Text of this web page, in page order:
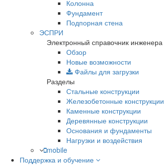
Колонна
Фундамент
Подпорная стена
ЭСПРИ
Электронный справочник инженера
Обзор
Новые возможности
Файлы для загрузки
Разделы
Стальные конструкции
Железобетонные конструкции
Каменные конструкции
Деревянные конструкции
Основания и фундаменты
Нагрузки и воздействия
mobile
Поддержка и обучение